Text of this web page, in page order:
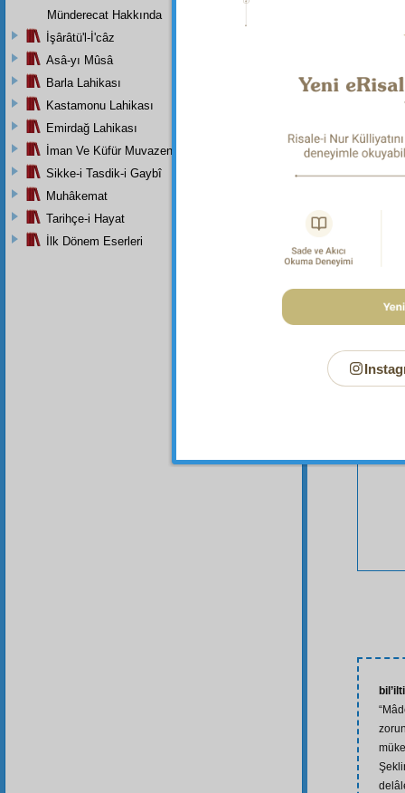
Münderecat Hakkında
İşârâtü'l-İ'câz
Asâ-yı Mûsâ
Barla Lahikası
Kastamonu Lahikası
Emirdağ Lahikası
İman Ve Küfür Muvazeneleri
Sikke-i Tasdik-i Gaybî
Muhâkemat
Tarihçe-i Hayat
İlk Dönem Eserleri